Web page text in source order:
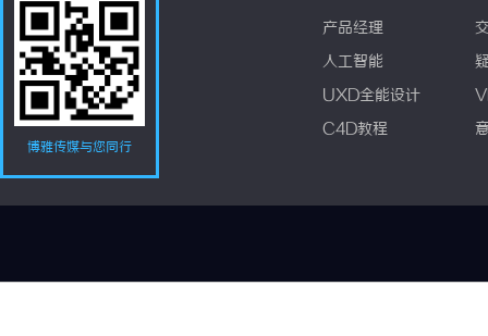
博雅传媒与您同行
产品经理
人工智能
UXD全能设计
C4D教程